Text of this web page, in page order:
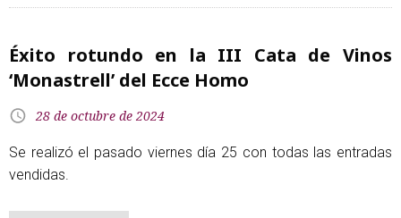
Éxito rotundo en la III Cata de Vinos
‘Monastrell’ del Ecce Homo
28 de octubre de 2024
Se realizó el pasado viernes día 25 con todas las entradas
vendidas.